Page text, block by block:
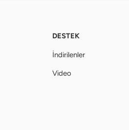
DESTEK
İndirilenler
Video